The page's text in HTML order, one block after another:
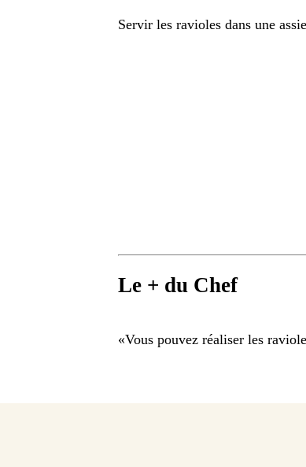
Servir les ravioles dans une
Le + du Chef
«Vous pouvez réaliser les